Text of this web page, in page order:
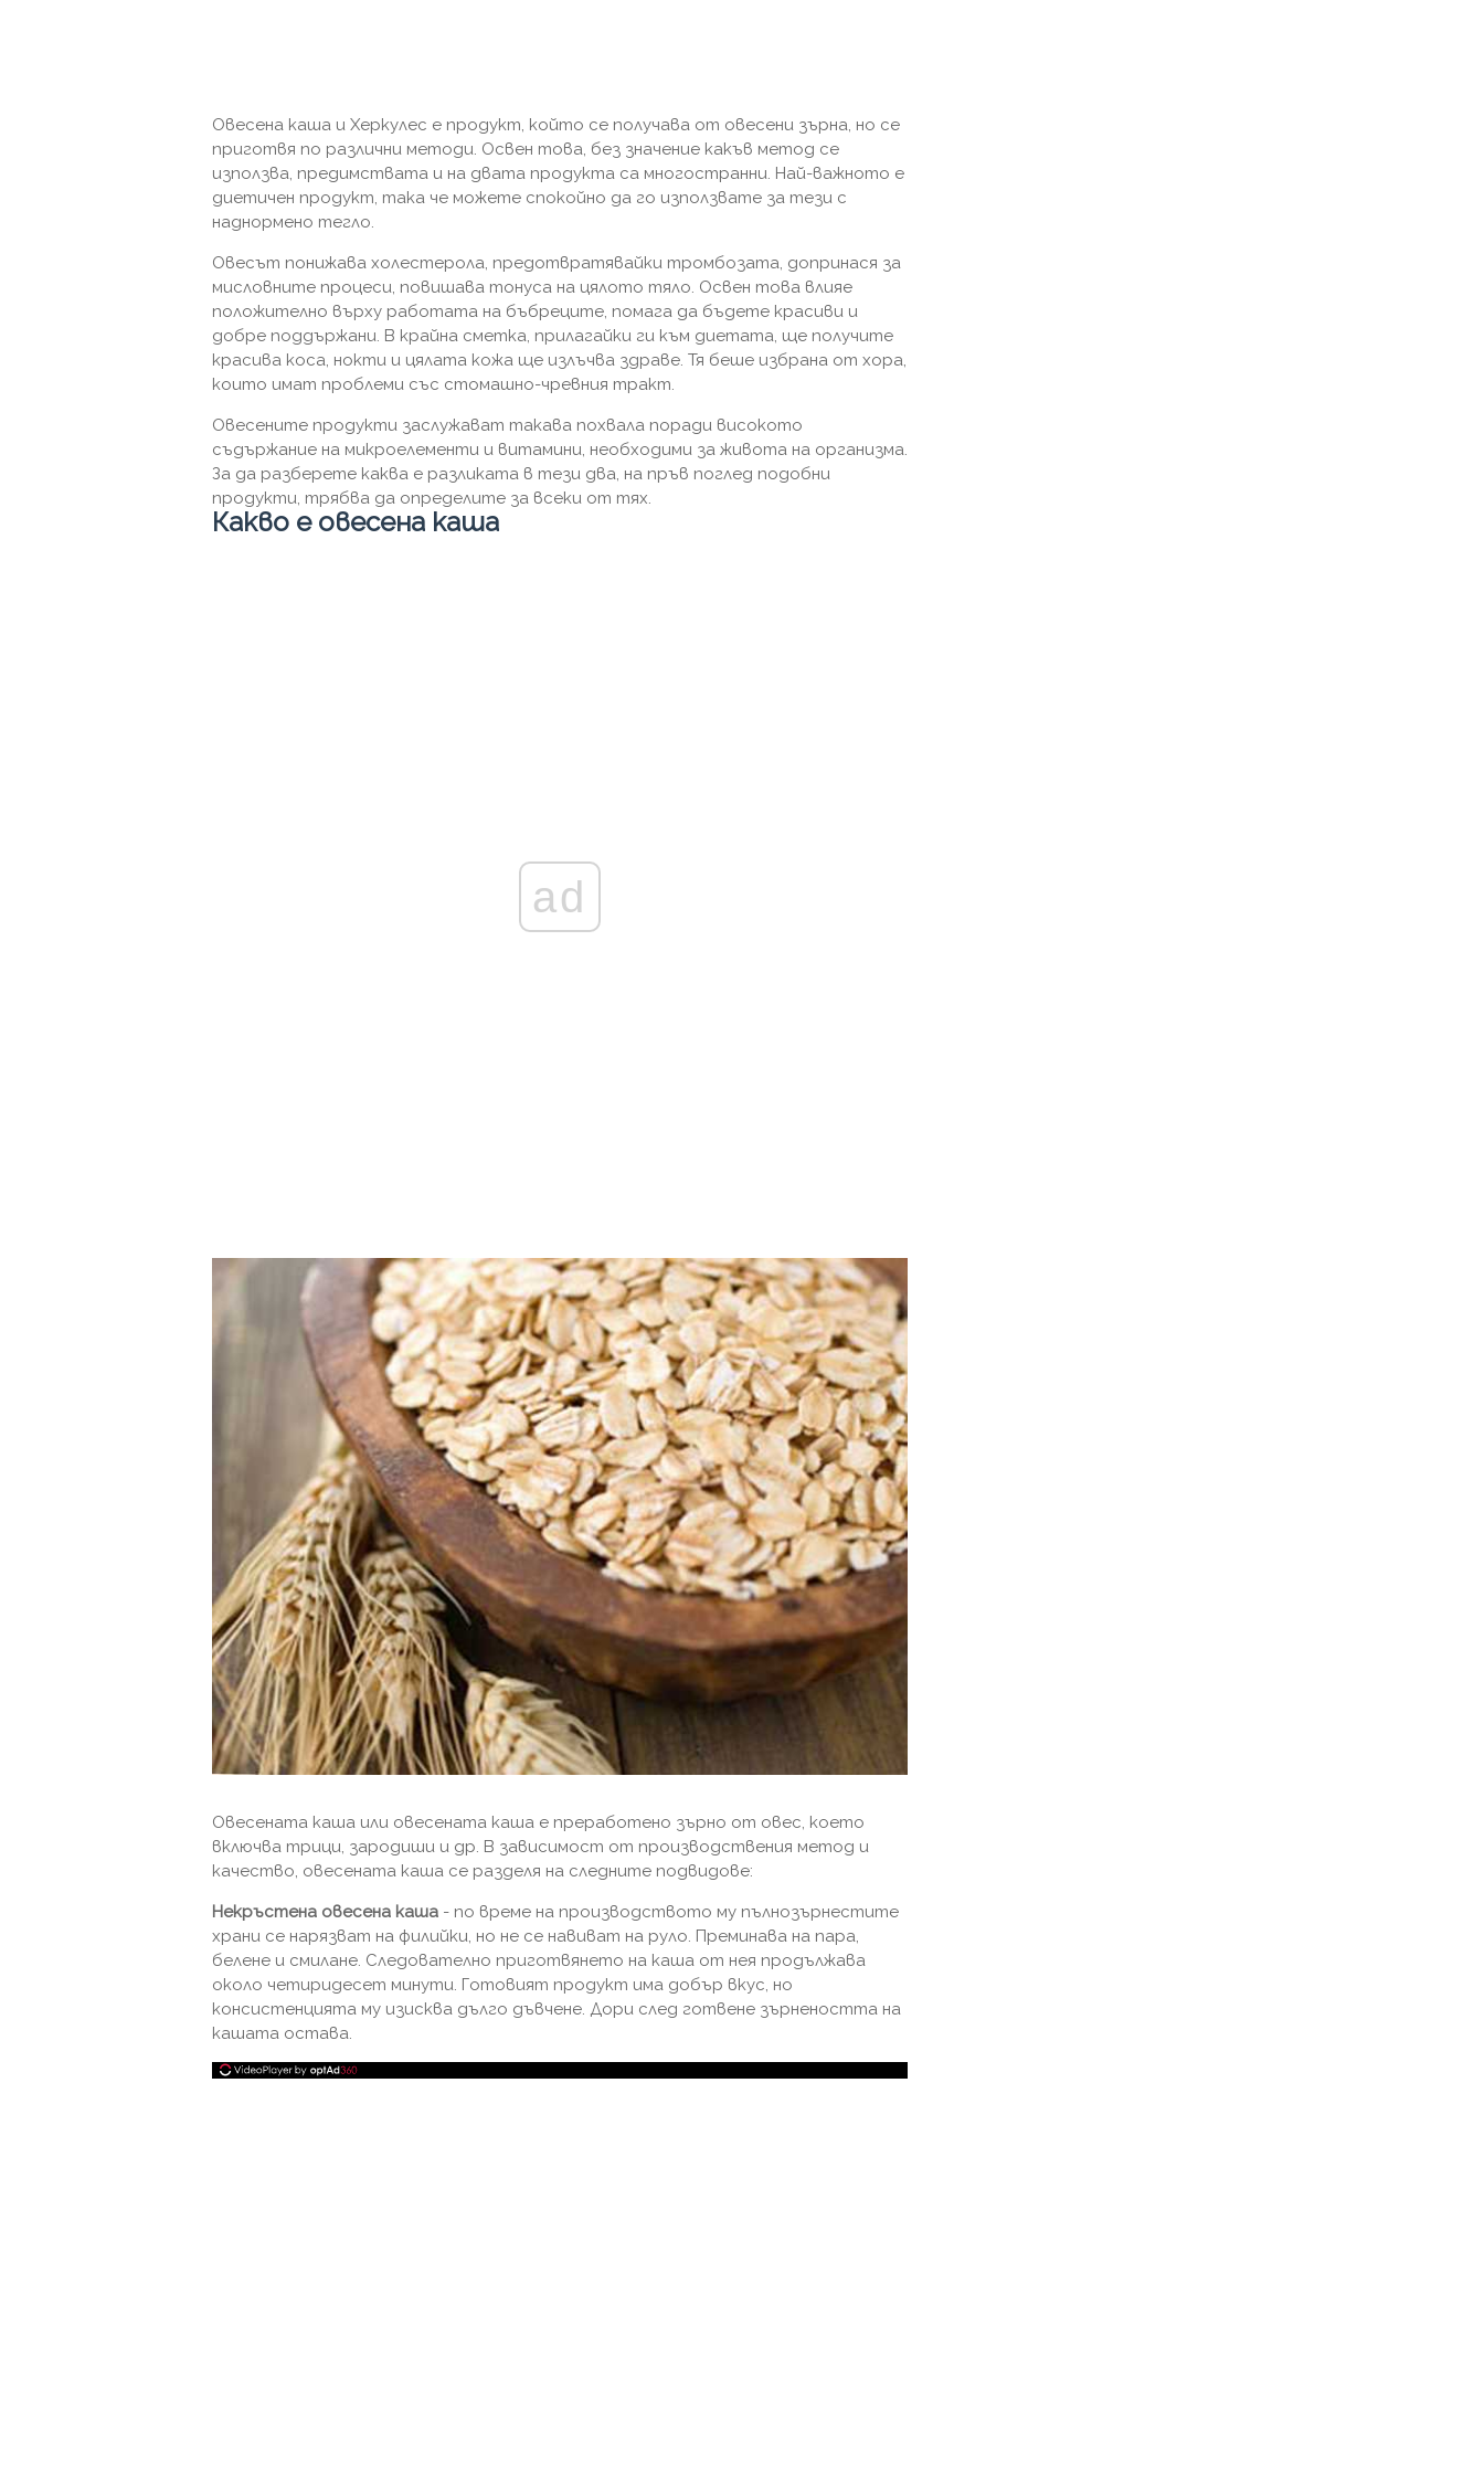
Овесена каша и Херкулес е продукт, който се получава от овесени зърна, но се
приготвя по различни методи. Освен това, без значение какъв метод се
използва, предимствата и на двата продукта са многостранни. Най-важното е
диетичен продукт, така че можете спокойно да го използвате за тези с
наднормено тегло.
Овесът понижава холестерола, предотвратявайки тромбозата, допринася за
мисловните процеси, повишава тонуса на цялото тяло. Освен това влияе
положително върху работата на бъбреците, помага да бъдете красиви и
добре поддържани. В крайна сметка, прилагайки ги към диетата, ще получите
красива коса, нокти и цялата кожа ще излъчва здраве. Тя беше избрана от хора,
които имат проблеми със стомашно-чревния тракт.
Овесените продукти заслужават такава похвала поради високото
съдържание на микроелементи и витамини, необходими за живота на организма.
За да разберете каква е разликата в тези два, на пръв поглед подобни
продукти, трябва да определите за всеки от тях.
Какво е овесена каша
ad
Овесената каша или овесената каша е преработено зърно от овес, което
включва трици, зародиши и др. В зависимост от производствения метод и
качество, овесената каша се разделя на следните подвидове:
Некръстена овесена каша - по време на производството му пълнозърнестите
храни се нарязват на филийки, но не се навиват на руло. Преминава на пара,
белене и смилане. Следователно приготвянето на каша от нея продължава
около четиридесет минути. Готовият продукт има добър вкус, но
консистенцията му изисква дълго дъвчене. Дори след готвене зърнеността на
кашата остава.